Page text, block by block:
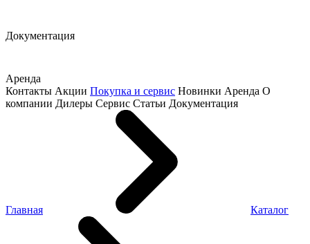
Документация
Аренда
Контакты Акции Покупка и сервис Новинки Аренда О
компании Дилеры Сервис Статьи Документация
Главная Каталог